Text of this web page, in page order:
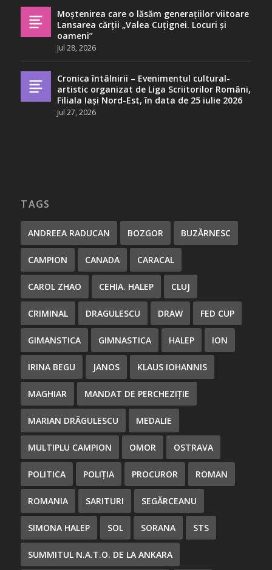
Moștenirea care o lăsăm generațiilor viitoare
Lansarea cărții „Valea Cuțignei. Locuri și
oameni”
Jul 28, 2026
Cronica întâlnirii – Evenimentul cultural-
artistic organizat de Liga Scriitorilor Români,
Filiala Iași Nord-Est, în data de 25 iulie 2026
Jul 27, 2026
TAGS
ANDREEA RADUCAN BOZGOR BUZĂRNESC
CAMPION CANADA CARACAL
CAROL ZHAO CEHIA. HALEP CLUJ
CRIMINAL DRAGULESCU DRAW FED CUP
GIMANSTICA GIMNASTICA HALEP ION
IRINA BEGU JANOS KLAUS IOHANNIS
MAGHIAR MANDAT DE PERCHEZIȚIE
MARIAN DRĂGULESCU MEDALIE
MULTIPLU CAMPION OMOR OSTRAVA
POLITICA POLIȚIA PROCUROR ROMAN
ROMANIA SARITURI SEGĂRCEANU
SIMONA HALEP SOL SORANA STS
SUMMITUL N.A.T.O. DE LA ANKARA